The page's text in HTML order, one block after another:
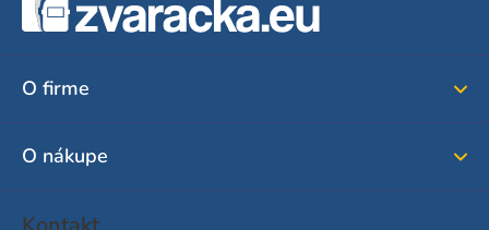
O firme
O nákupe